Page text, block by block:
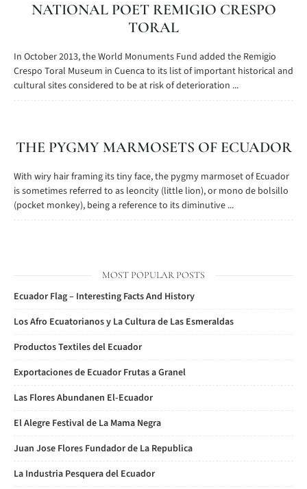
NATIONAL POET REMIGIO CRESPO
TORAL
In October 2013, the World Monuments Fund added the Remigio
Crespo Toral Museum in Cuenca to its list of important historical and
cultural sites considered to be at risk of deterioration ...
THE PYGMY MARMOSETS OF ECUADOR
With wiry hair framing its tiny face, the pygmy marmoset of Ecuador
is sometimes referred to as leoncity (little lion), or mono de bolsillo
(pocket monkey), being a reference to its diminutive ...
MOST POPULAR POSTS
Ecuador Flag – Interesting Facts And History
Los Afro Ecuatorianos y La Cultura de Las Esmeraldas
Productos Textiles del Ecuador
Exportaciones de Ecuador Frutas a Granel
Las Flores Abundanen El-Ecuador
El Alegre Festival de La Mama Negra
Juan Jose Flores Fundador de La Republica
La Industria Pesquera del Ecuador